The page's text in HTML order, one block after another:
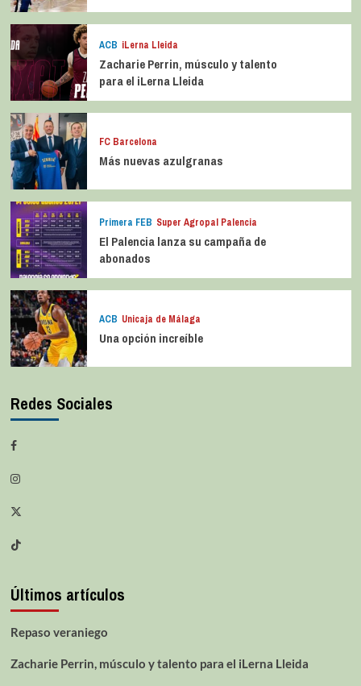
ACB iLerna Lleida
Zacharie Perrin, músculo y talento
para el iLerna Lleida
FC Barcelona
Más nuevas azulgranas
Primera FEB Super Agropal Palencia
El Palencia lanza su campaña de
abonados
ACB Unicaja de Málaga
Una opción increíble
Redes Sociales
Últimos artículos
Repaso veraniego
Zacharie Perrin, músculo y talento para el iLerna Lleida